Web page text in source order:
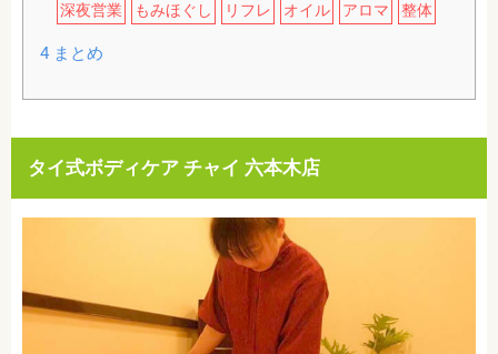
深夜営業 もみほぐし リフレ オイル アロマ 整体
4まとめ
タイ式ボディケア チャイ 六本木店